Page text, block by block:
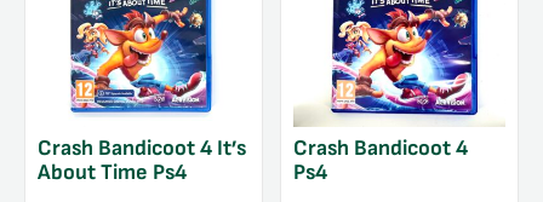
Crash Bandicoot 4 It’s
About Time Ps4
Crash Bandicoot 4
Ps4